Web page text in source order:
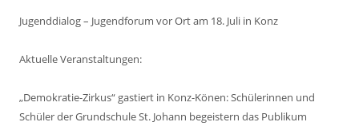
Jugenddialog – Jugendforum vor Ort am 18. Juli in Konz
Aktuelle Veranstaltungen:
„Demokratie-Zirkus“ gastiert in Konz-Könen: Schülerinnen und
Schüler der Grundschule St. Johann begeistern das Publikum